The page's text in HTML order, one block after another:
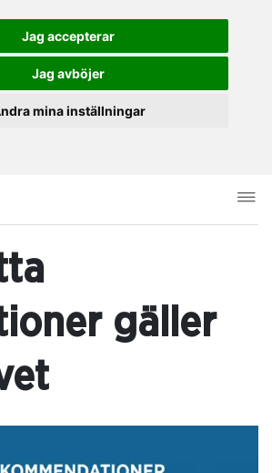
Jag accepterar
Jag avböjer
mina inställningar
gäller